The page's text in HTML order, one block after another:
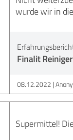
wurde wir in
Finalit Reiniger
08.12.2022
Supermittel!